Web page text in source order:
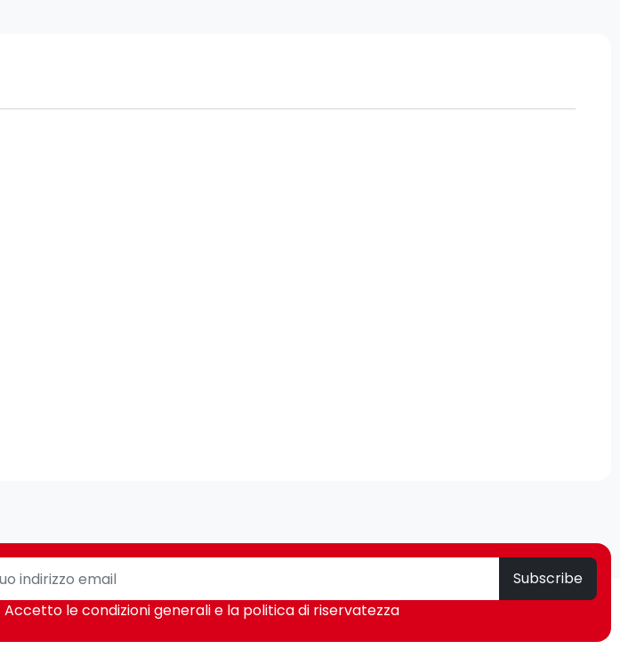
Subscribe
Accetto le condizioni generali e la politica di riservatezza